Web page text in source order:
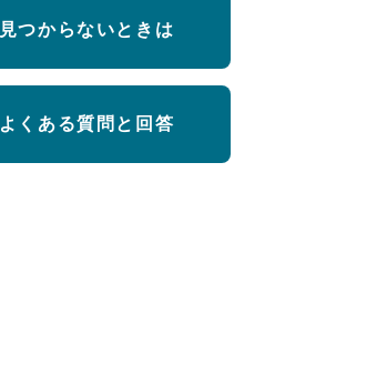
見つからないときは
よくある質問と回答